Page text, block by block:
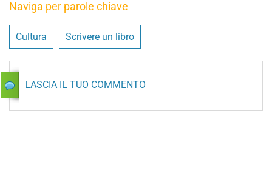
Naviga per parole chiave
Cultura Scrivere un libro
LASCIA IL TUO COMMENTO